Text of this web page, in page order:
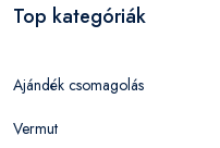
Top kategóriák
Ajándék csomagolás
Vermut